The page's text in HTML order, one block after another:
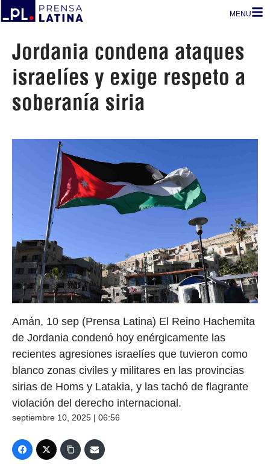
MENU
Jordania condena ataques
israelíes y exige respeto a
soberanía siria
Amán, 10 sep (Prensa Latina) El Reino Hachemita
de Jordania condenó hoy enérgicamente las
recientes agresiones israelíes que tuvieron como
blanco zonas civiles y militares en las provincias
sirias de Homs y Latakia, y las tachó de flagrante
violación del derecho internacional.
septiembre 10, 2025 | 06:56